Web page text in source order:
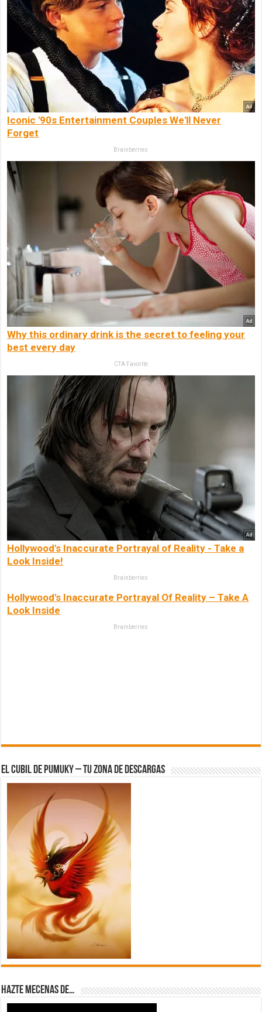
Iconic '90s Entertainment Couples We'll Never
Forget
Brainberries
Why this ordinary drink is the secret to feeling your
best every day
CTA Favorite
Hollywood's Inaccurate Portrayal of Reality - Take a
Look Inside!
Brainberries
Hollywood's Inaccurate Portrayal Of Reality – Take A
Look Inside
Brainberries
El Cubil de Pumuky – Tu zona de Descargas
Hazte Mecenas de…